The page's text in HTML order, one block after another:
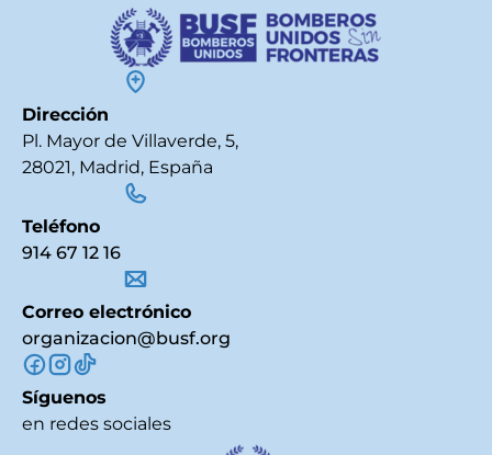
Dirección
Pl. Mayor de Villaverde, 5,
28021, Madrid, España
Teléfono
914 67 12 16
Correo electrónico
organizacion@busf.org
Síguenos
en redes sociales